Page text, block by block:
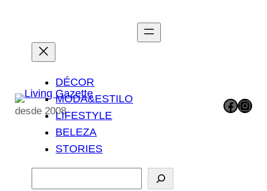
conteúdo
desde 2008
DÉCOR
MODA&ESTILO
LIFESTYLE
BELEZA
STORIES
Facebook Instagram